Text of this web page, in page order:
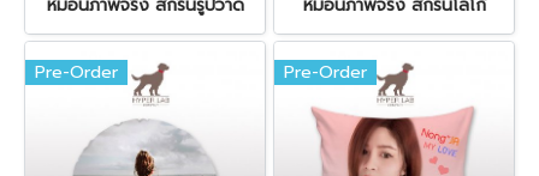
Pre-Order Pre-Order